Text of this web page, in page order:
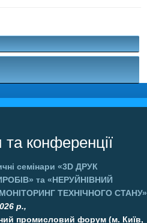
та конференції
семінари«3D ДРУК
та«НЕРУЙНІВНИЙ
ТЕХНІЧНОГО СТАНУ»
р.,
промисловий форум (м. Київ,